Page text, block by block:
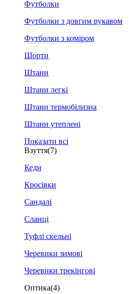
Футболки
Футболки з довгим рукавом
Футболки з коміром
Шорти
Штани
Штани легкі
Штани термобілизна
Штани утеплені
Показати всі
Взуття(7)
Кеди
Кросівки
Сандалі
Сланці
Туфлі скельні
Черевики зимові
Черевики трекінгові
Оптика(4)